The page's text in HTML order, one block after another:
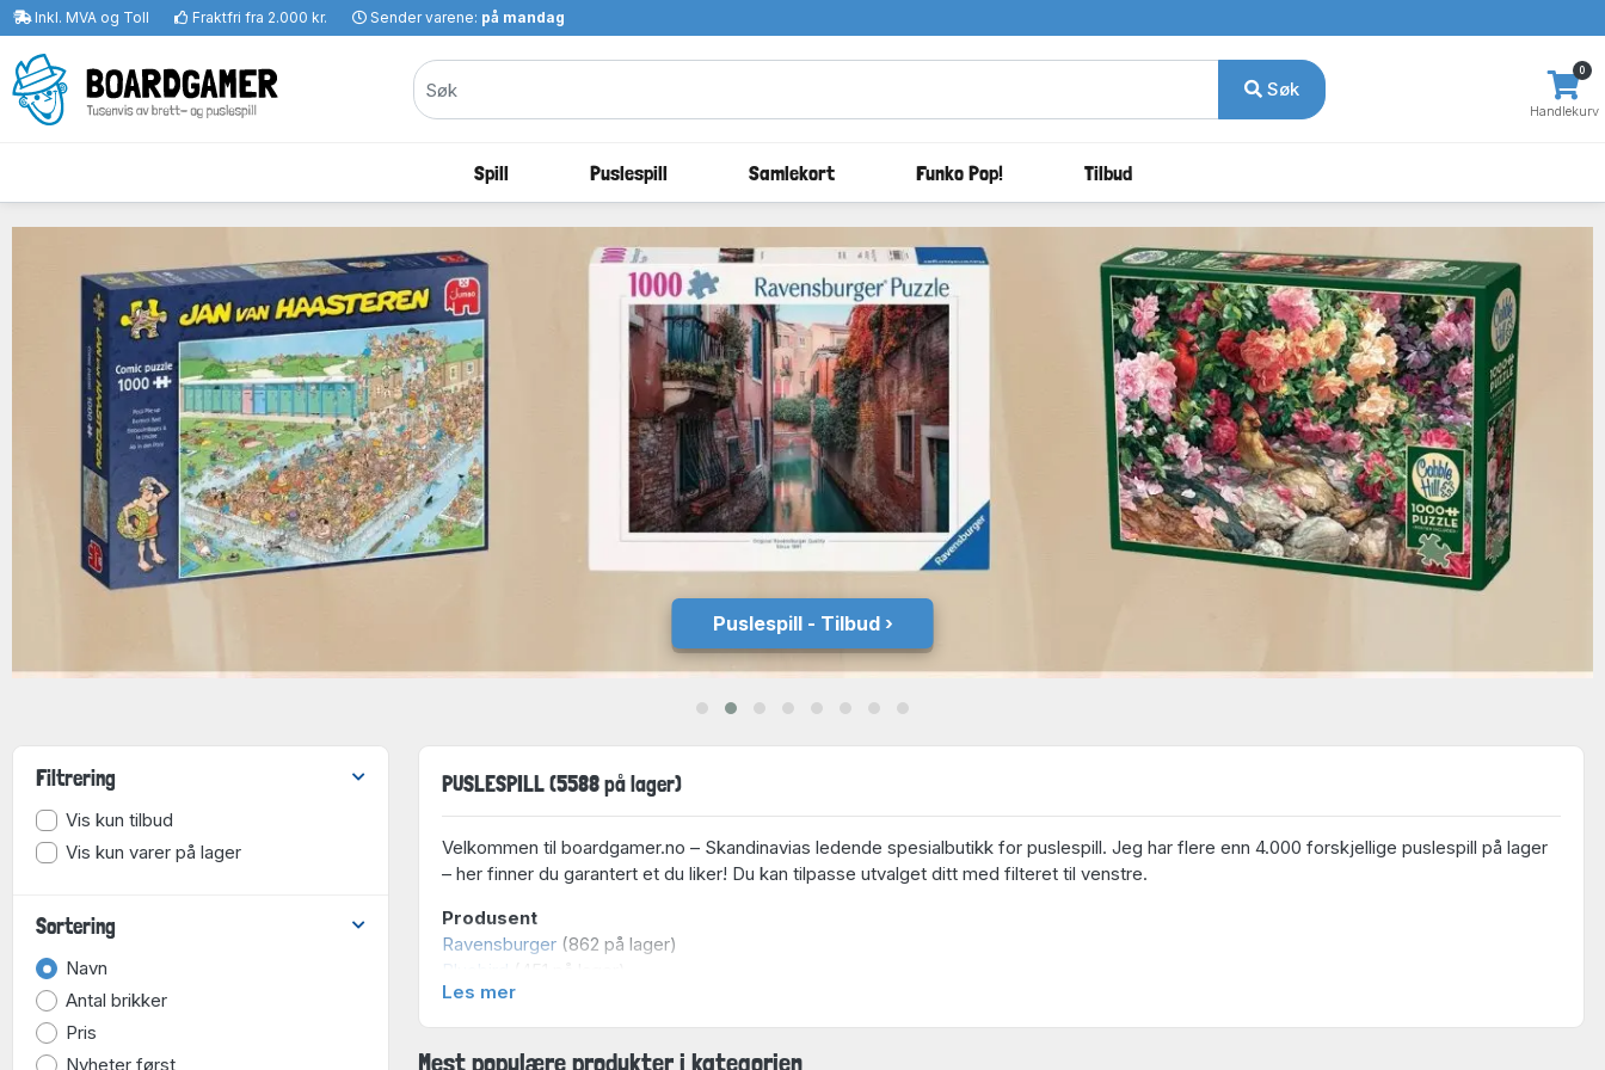
Inkl. MVA og Toll Fraktfri fra 2.000 kr. Sender varene: på mandag
Søk
Handlekurv
0
Spill Puslespill Samlekort Funko Pop! Tilbud
Puslespill - Tilbud
Filtrering
Vis kun tilbud
Vis kun varer på lager
Sortering
Navn
Antal brikker
Pris
Nyheter først
PUSLESPILL (5588 på lager)
Velkommen til boardgamer.no – Skandinavias ledende spesialbutikk for puslespill. Jeg har flere enn 4.000 forskjellige puslespill på lager
– her finner du garantert et du liker! Du kan tilpasse utvalget ditt med filteret til venstre.
Produsent
Ravensburger(862 på lager)
Bluebird
Enjoy(401 på lager)
Clementoni(356 på lager)
Schmidt
(331 på lager)
Les mer
Mest populære produkter i kategorien